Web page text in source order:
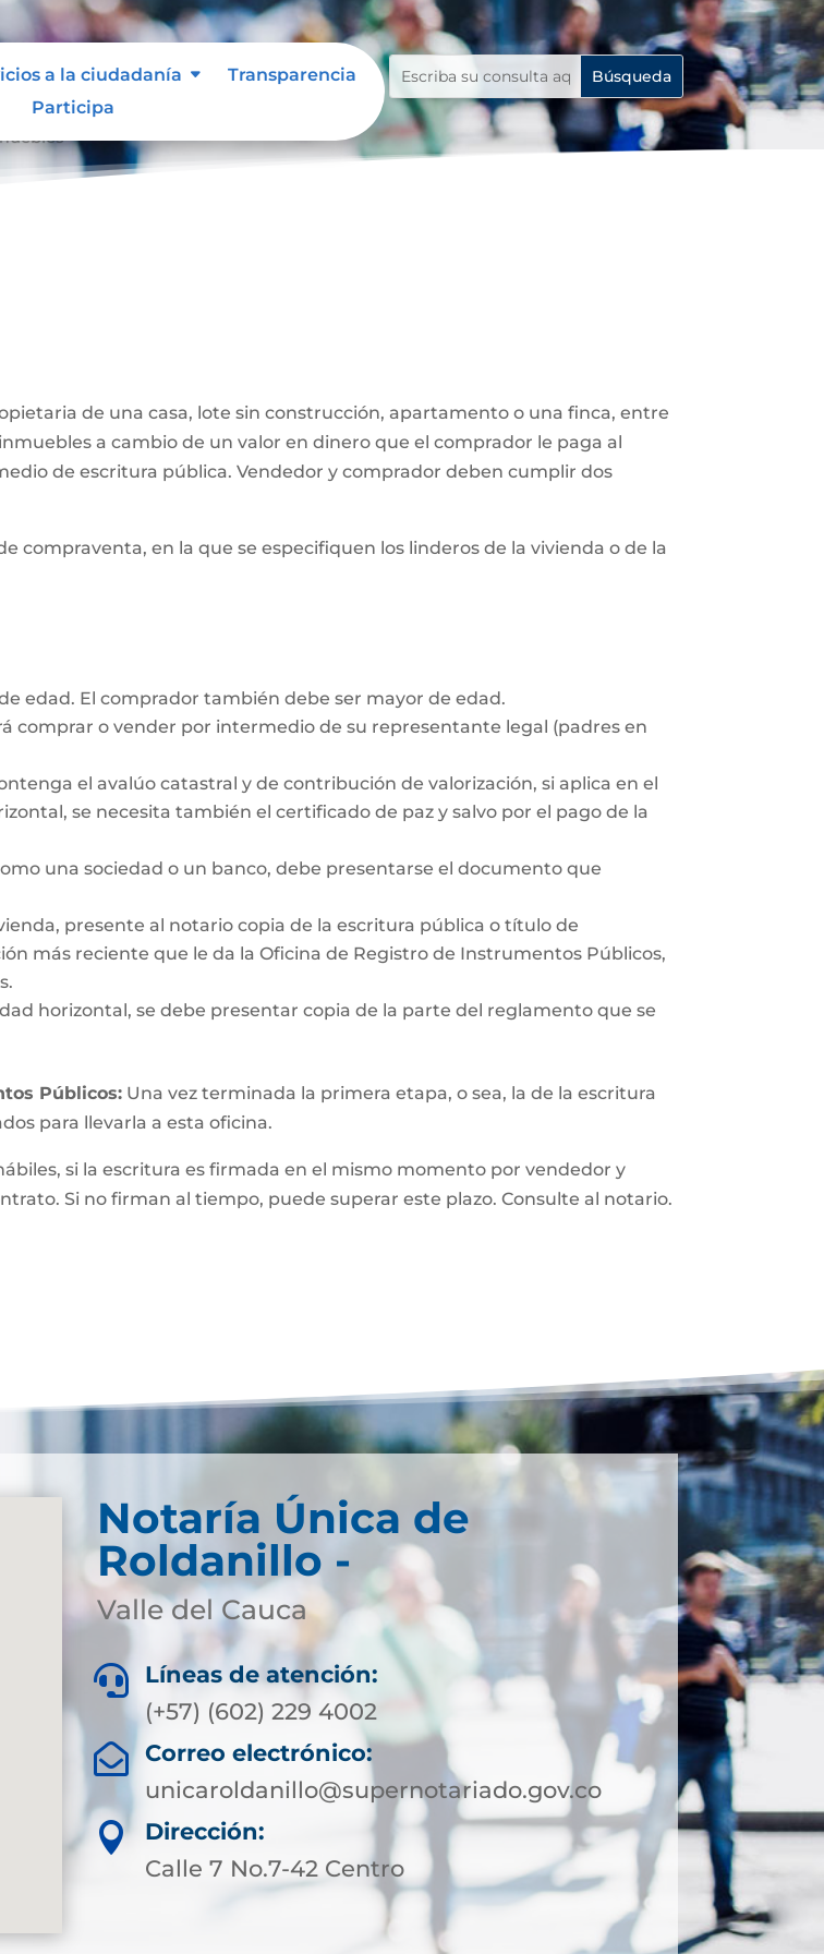
a la ciudadanía
Transparencia
Participa
de una casa, lote sin construcción, apartamento o una finca, entre
a cambio de un valor en dinero que el comprador le paga al
de escritura pública. Vendedor y comprador deben cumplir dos
compraventa, en la que se especifiquen los linderos de la vivienda o de la
edad. El comprador también debe ser mayor de edad.
comprar o vender por intermedio de su representante legal (padres en
el avalúo catastral y de contribución de valorización, si aplica en el
se necesita también el certificado de paz y salvo por el pago de la
una sociedad o un banco, debe presentarse el documento que
presente al notario copia de la escritura pública o título de
más reciente que le da la Oficina de Registro de Instrumentos Públicos,
horizontal, se debe presentar copia de la parte del reglamento que se
Públicos: Una vez terminada la primera etapa, o sea, la de la escritura
para llevarla a esta oficina.
si la escritura es firmada en el mismo momento por vendedor y
Si no firman al tiempo, puede superar este plazo. Consulte al notario.
Notaría Única de
Roldanillo -
Valle del Cauca

Líneas de atención:
(+57) (602) 229 4002

Correo electrónico:
unicaroldanillo@supernotariado.gov.co

Dirección:
Calle 7 No.7-42 Centro